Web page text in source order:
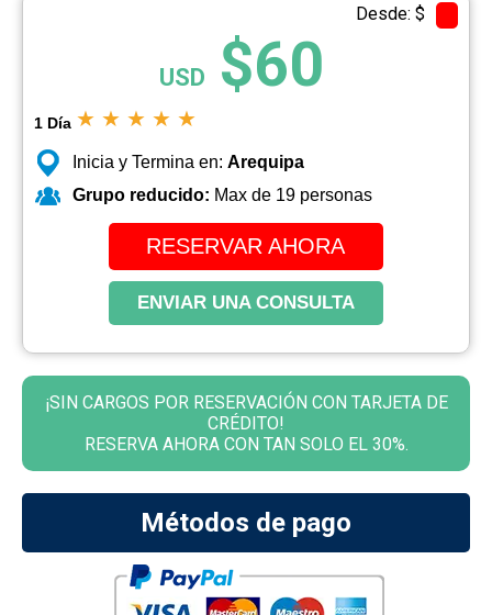
Desde: $
USD $60
1 Día ★ ★ ★ ★ ★
Inicia y Termina en: Arequipa
Grupo reducido: Max de 19 personas
RESERVAR AHORA
ENVIAR UNA CONSULTA
¡SIN CARGOS POR RESERVACIÓN CON TARJETA DE
CRÉDITO!
RESERVA AHORA CON TAN SOLO EL 30%.
Métodos de pago